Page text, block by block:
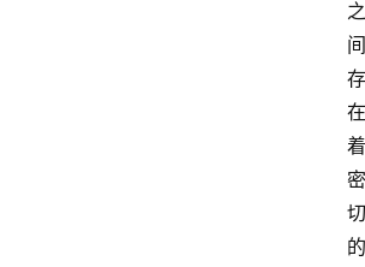
之
间
存
在
着
密
切
的